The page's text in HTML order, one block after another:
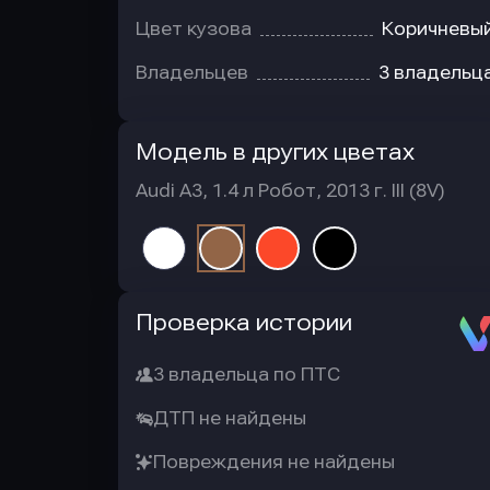
Цвет кузова
Владельцев 3
Модель в других цветах
Audi A3, 1.4 л Робот, 2013 г. III (8V)
Проверка истории
3 владельца по ПТС
ДТП не найдены
Повреждения не найдены